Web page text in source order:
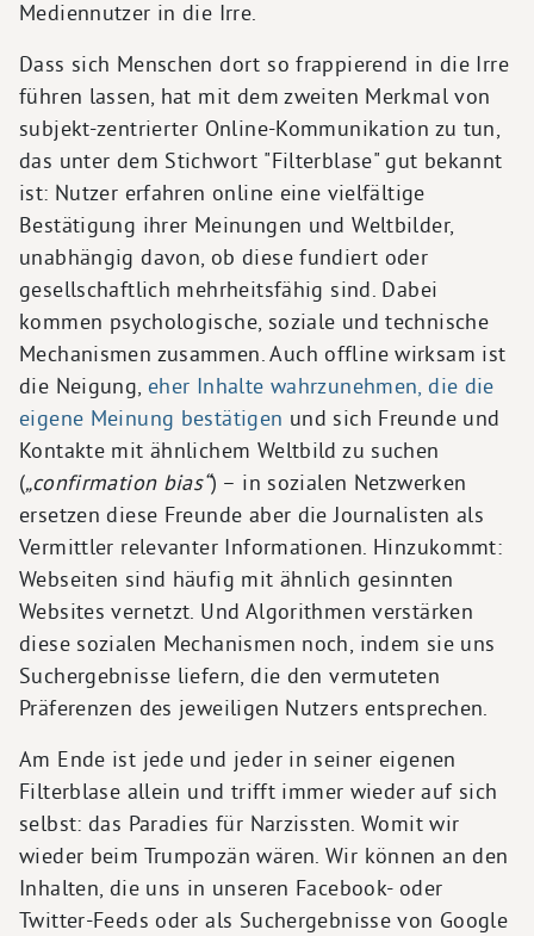
Mediennutzer in die Irre.
Dass sich Menschen dort so frappierend in die Irre
führen lassen, hat mit dem zweiten Merkmal von
subjekt-zentrierter Online-Kommunikation zu tun,
das unter dem Stichwort "Filterblase" gut bekannt
ist: Nutzer erfahren online eine vielfältige
Bestätigung ihrer Meinungen und Weltbilder,
unabhängig davon, ob diese fundiert oder
gesellschaftlich mehrheitsfähig sind. Dabei
kommen psychologische, soziale und technische
Mechanismen zusammen. Auch offline wirksam ist
die Neigung, eher Inhalte wahrzunehmen, die die
eigene Meinung bestätigen und sich Freunde und
Kontakte mit ähnlichem Weltbild zu suchen
(„confirmation bias“) – in sozialen Netzwerken
ersetzen diese Freunde aber die Journalisten als
Vermittler relevanter Informationen. Hinzukommt:
Webseiten sind häufig mit ähnlich gesinnten
Websites vernetzt. Und Algorithmen verstärken
diese sozialen Mechanismen noch, indem sie uns
Suchergebnisse liefern, die den vermuteten
Präferenzen des jeweiligen Nutzers entsprechen.
Am Ende ist jede und jeder in seiner eigenen
Filterblase allein und trifft immer wieder auf sich
selbst: das Paradies für Narzissten. Womit wir
wieder beim Trumpozän wären. Wir können an den
Inhalten, die uns in unseren Facebook- oder
Twitter-Feeds oder als Suchergebnisse von Google